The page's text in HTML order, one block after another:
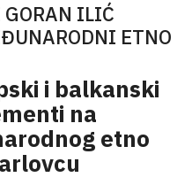
GORAN ILIĆ
ETNO
i balkanski
na
etno